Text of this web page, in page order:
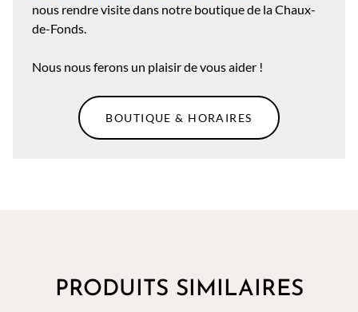
nous rendre visite dans notre boutique de la Chaux-
de-Fonds.
Nous nous ferons un plaisir de vous aider !
BOUTIQUE & HORAIRES
PRODUITS SIMILAIRES